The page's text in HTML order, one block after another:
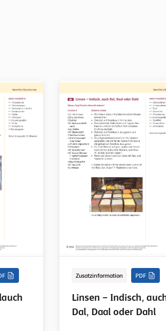
Zusatzinformation PDF
Linsen – Indisch,
Dal, Daal oder Dahl